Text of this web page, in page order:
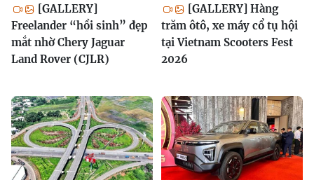
[GALLERY]
Freelander “hồi sinh” đẹp
mắt nhờ Chery Jaguar
Land Rover (CJLR)
[GALLERY] Hàng
trăm ôtô, xe máy cổ tụ hội
tại Vietnam Scooters Fest
2026